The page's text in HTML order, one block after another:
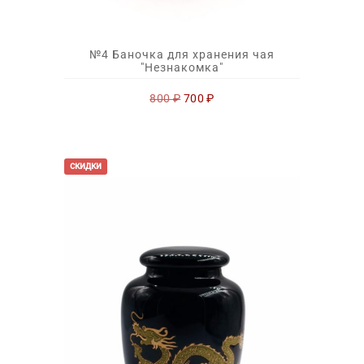
№4 Баночка для хранения чая
"Незнакомка"
800₽ Первоначальная
700₽Текущая
скидки